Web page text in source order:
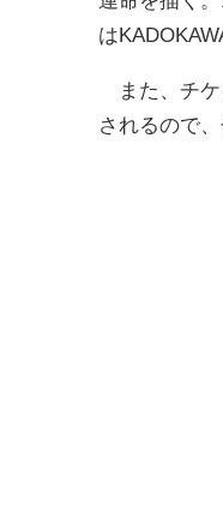
は
また、チケ
されるので